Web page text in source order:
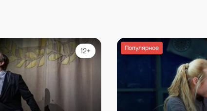
12+ Популярное